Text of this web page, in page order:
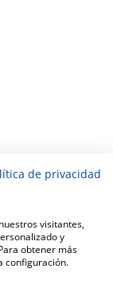
de privacidad
visitantes,
y
obtener más
configuración.